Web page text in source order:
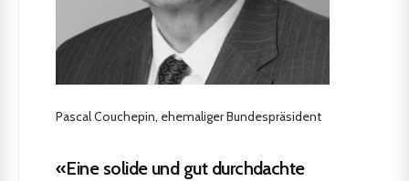
Pascal Couchepin, ehemaliger Bundespräsident
«Eine solide und gut durchdachte